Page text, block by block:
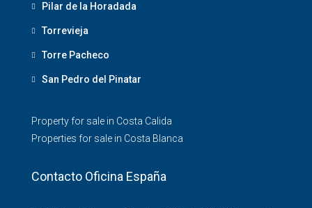
Pilar de la Horadada
Torrevieja
Torre Pacheco
San Pedro del Pinatar
Property for sale in Costa Calida
Properties for sale in Costa Blanca
Contacto Oficina España